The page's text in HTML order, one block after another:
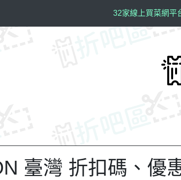
32家線上買菜網平
臺灣 折扣碼、優